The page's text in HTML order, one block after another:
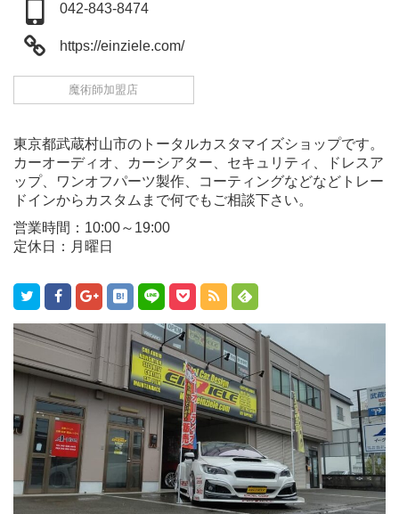
042-843-8474
https://einziele.com/
魔術師加盟店
東京都武蔵村山市のトータルカスタマイズショップです。
カーオーディオ、カーシアター、セキュリティ、ドレスア
ップ、ワンオフパーツ製作、コーティングなどなどトレー
ドインからカスタムまで何でもご相談下さい。
営業時間：10:00～19:00
定休日：月曜日